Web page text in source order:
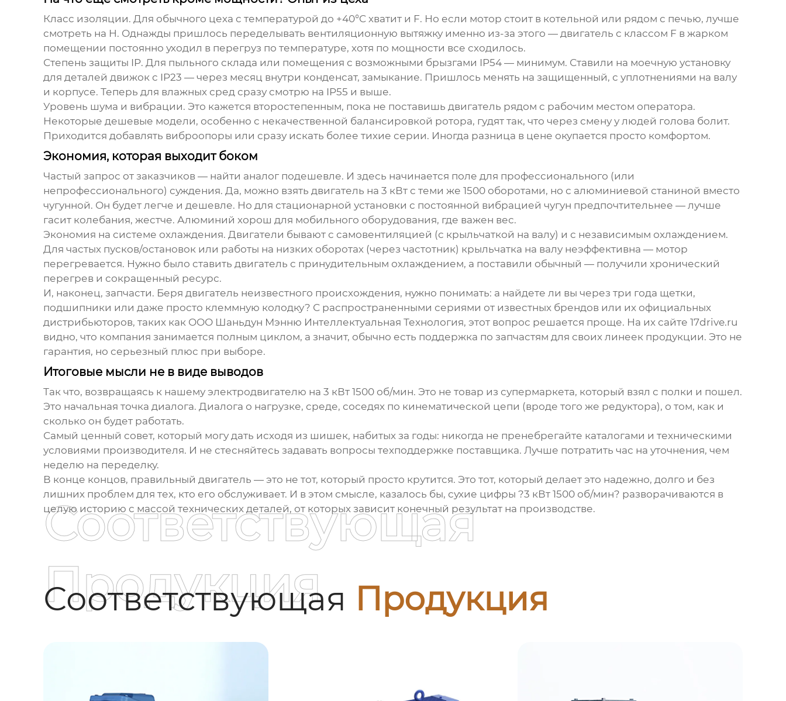
Класс изоляции. Для обычного цеха с температурой до +40°C хватит и F. Но если мотор стоит в котельной или рядом с печью, лучше
смотреть на H. Однажды пришлось переделывать вентиляционную вытяжку именно из-за этого — двигатель с классом F в жарком
помещении постоянно уходил в перегруз по температуре, хотя по мощности все сходилось.
Степень защиты IP. Для пыльного склада или помещения с возможными брызгами IP54 — минимум. Ставили на моечную установку
для деталей движок с IP23 — через месяц внутри конденсат, замыкание. Пришлось менять на защищенный, с уплотнениями на валу
и корпусе. Теперь для влажных сред сразу смотрю на IP55 и выше.
Уровень шума и вибрации. Это кажется второстепенным, пока не поставишь двигатель рядом с рабочим местом оператора.
Некоторые дешевые модели, особенно с некачественной балансировкой ротора, гудят так, что через смену у людей голова болит.
Приходится добавлять виброопоры или сразу искать более тихие серии. Иногда разница в цене окупается просто комфортом.
Экономия, которая выходит боком
Частый запрос от заказчиков — найти аналог подешевле. И здесь начинается поле для профессионального (или
непрофессионального) суждения. Да, можно взять двигатель на 3 кВт с теми же 1500 оборотами, но с алюминиевой станиной вместо
чугунной. Он будет легче и дешевле. Но для стационарной установки с постоянной вибрацией чугун предпочтительнее — лучше
гасит колебания, жестче. Алюминий хорош для мобильного оборудования, где важен вес.
Экономия на системе охлаждения. Двигатели бывают с самовентиляцией (с крыльчаткой на валу) и с независимым охлаждением.
Для частых пусков/остановок или работы на низких оборотах (через частотник) крыльчатка на валу неэффективна — мотор
перегревается. Нужно было ставить двигатель с принудительным охлаждением, а поставили обычный — получили хронический
перегрев и сокращенный ресурс.
И, наконец, запчасти. Беря двигатель неизвестного происхождения, нужно понимать: а найдете ли вы через три года щетки,
подшипники или даже просто клеммную колодку? С распространенными сериями от известных брендов или их официальных
дистрибьюторов, таких как ООО Шаньдун Мэнню Интеллектуальная Технология, этот вопрос решается проще. На их сайте 17drive.ru
видно, что компания занимается полным циклом, а значит, обычно есть поддержка по запчастям для своих линеек продукции. Это не
гарантия, но серьезный плюс при выборе.
Итоговые мысли не в виде выводов
Так что, возвращаясь к нашему электродвигателю на 3 кВт 1500 об/мин. Это не товар из супермаркета, который взял с полки и пошел.
Это начальная точка диалога. Диалога о нагрузке, среде, соседях по кинематической цепи (вроде того же редуктора), о том, как и
сколько он будет работать.
Самый ценный совет, который могу дать исходя из шишек, набитых за годы: никогда не пренебрегайте каталогами и техническими
условиями производителя. И не стесняйтесь задавать вопросы техподдержке поставщика. Лучше потратить час на уточнения, чем
неделю на переделку.
В конце концов, правильный двигатель — это не тот, который просто крутится. Это тот, который делает это надежно, долго и без
лишних проблем для тех, кто его обслуживает. И в этом смысле, казалось бы, сухие цифры ?3 кВт 1500 об/мин? разворачиваются в
целую историю с массой технических деталей, от которых зависит конечный результат на производстве.
Соответствующая Продукция
Соответствующая
Продукция